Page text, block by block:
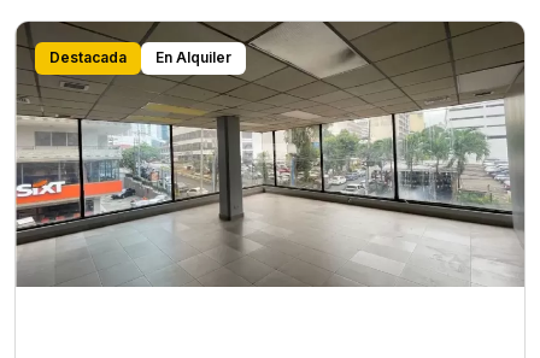
Destacada En Alquiler